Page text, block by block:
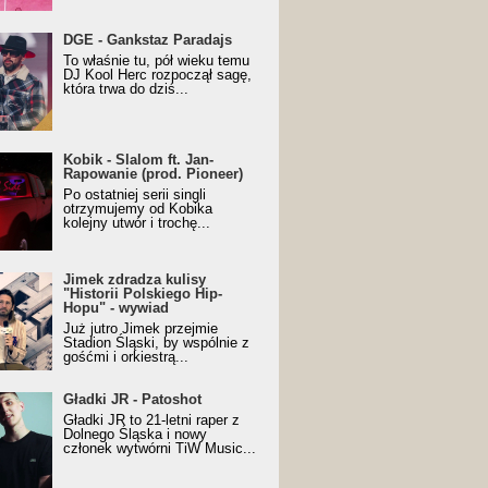
z nagrodą za
Trueschoolowy
Roku (Popkillery 2023)
DGE - Gankstaz Paradajs
To właśnie tu, pół wieku temu
DJ Kool Herc rozpoczął sagę,
która trwa do dziś...
- Slalom ft. Jan-
(prod. Pioneer)
Music Visualiser]
Kobik - Slalom ft. Jan-
Rapowanie (prod. Pioneer)
Po ostatniej serii singli
otrzymujemy od Kobika
kolejny utwór i trochę...
zdradza kulisy "Historii
Hip-Hopu" - wywiad
Jimek zdradza kulisy
"Historii Polskiego Hip-
Hopu" - wywiad
Już jutro Jimek przejmie
Stadion Śląski, by wspólnie z
gośćmi i orkiestrą...
JR - Patoshot
Gładki JR - Patoshot
Gładki JR to 21-letni raper z
Dolnego Śląska i nowy
członek wytwórni TiW Music...